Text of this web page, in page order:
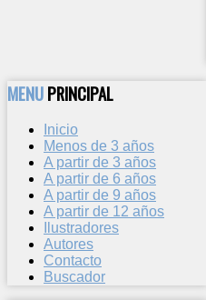
MENUPRINCIPAL
Inicio
Menos de 3 años
A partir de 3 años
A partir de 6 años
A partir de 9 años
A partir de 12 años
Ilustradores
Autores
Contacto
Buscador